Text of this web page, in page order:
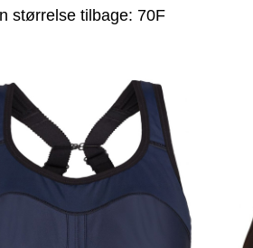
størrelse tilbage: 70F